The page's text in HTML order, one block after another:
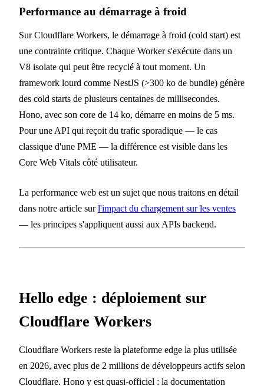
Performance au démarrage à froid
Sur Cloudflare Workers, le démarrage à froid (cold start) est
une contrainte critique. Chaque Worker s'exécute dans un
V8 isolate qui peut être recyclé à tout moment. Un
framework lourd comme NestJS (>300 ko de bundle) génère
des cold starts de plusieurs centaines de millisecondes.
Hono, avec son core de 14 ko, démarre en moins de 5 ms.
Pour une API qui reçoit du trafic sporadique — le cas
classique d'une PME — la différence est visible dans les
Core Web Vitals côté utilisateur.
La performance web est un sujet que nous traitons en détail
dans notre article surl'impact du chargement sur les ventes
— les principes s'appliquent aussi aux APIs backend.
Hello edge : déploiement sur
Cloudflare Workers
Cloudflare Workers reste la plateforme edge la plus utilisée
en 2026, avec plus de 2 millions de développeurs actifs selon
Cloudflare. Hono y est quasi-officiel : la documentation